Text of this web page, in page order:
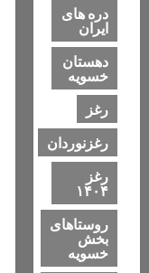
دره های
ایران
دهستان
خسویه
رغز
رغزنوردان
رغز
۱۴۰۴
روستاهای
بخش
خسویه